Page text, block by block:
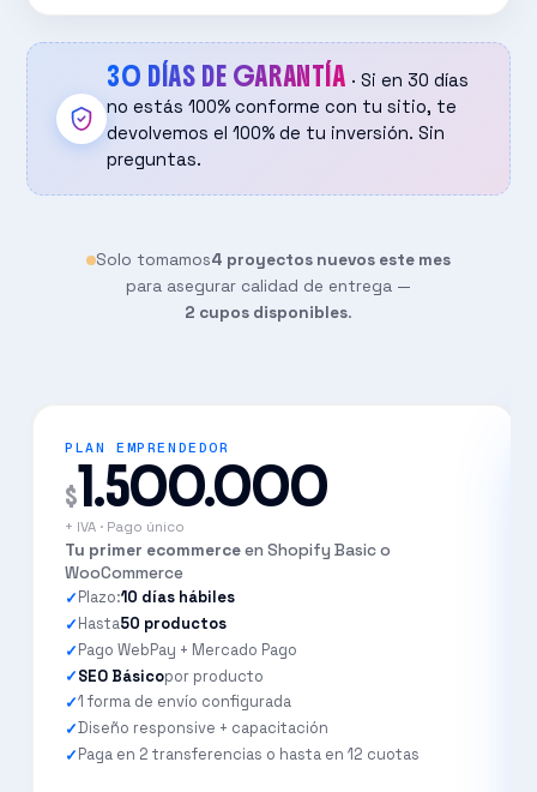
Entre 50 y 500
Más de 500 / catálogo grande
No, algo simple y rápido
Tal vez, quiero ver opciones
30 DÍAS DE GARANTÍA · Si en 30 días
no estás 100% conforme con tu sitio, te
devolvemos el 100% de tu inversión. Sin
preguntas.
Solo tomamos4 proyectos nuevos este mes
para asegurar calidad de entrega —
2 cupos disponibles.
PLAN EMPRENDEDOR
$1.500.000
+ IVA · Pago único
Tu primer ecommerceen Shopify Basic o
WooCommerce
Plazo:10 días hábiles
Hasta50 productos
Pago WebPay + Mercado Pago
SEO Básicopor producto
1 forma de envío configurada
Diseño responsive + capacitación
Paga en 2 transferencias o hasta en 12 cuotas